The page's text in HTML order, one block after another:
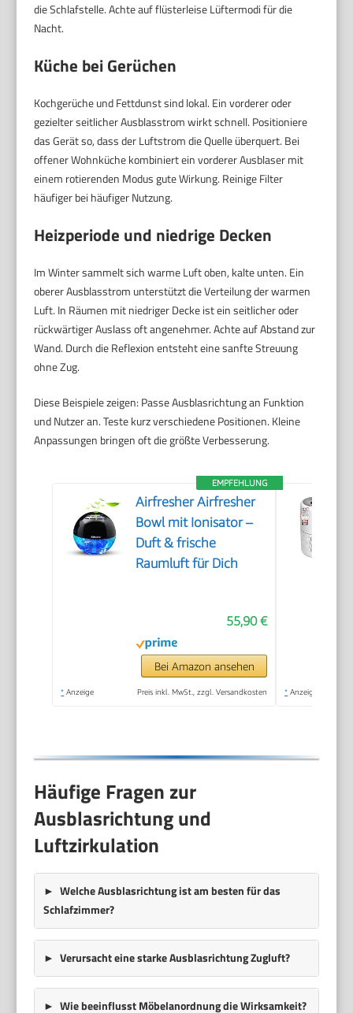
die Schlafstelle. Achte auf flüsterleise Lüftermodi für die
Nacht.
Küche bei Gerüchen
Kochgerüche und Fettdunst sind lokal. Ein vorderer oder
gezielter seitlicher Ausblasstrom wirkt schnell. Positioniere
das Gerät so, dass der Luftstrom die Quelle überquert. Bei
offener Wohnküche kombiniert ein vorderer Ausblaser mit
einem rotierenden Modus gute Wirkung. Reinige Filter
häufiger bei häufiger Nutzung.
Heizperiode und niedrige Decken
Im Winter sammelt sich warme Luft oben, kalte unten. Ein
oberer Ausblasstrom unterstützt die Verteilung der warmen
Luft. In Räumen mit niedriger Decke ist ein seitlicher oder
rückwärtiger Auslass oft angenehmer. Achte auf Abstand zur
Wand. Durch die Reflexion entsteht eine sanfte Streuung
ohne Zug.
Diese Beispiele zeigen: Passe Ausblasrichtung an Funktion
und Nutzer an. Teste kurz verschiedene Positionen. Kleine
Anpassungen bringen oft die größte Verbesserung.
EMPFEHLUNG
Airfresher Airfresher
Bowl mit Ionisator –
Duft & frische
Raumluft für Dich
55,90 €
Bei Amazon ansehen
* Anzeige Preis inkl. MwSt., zzgl. Versandkosten * Anzeige
Häufige Fragen zur
Ausblasrichtung und
Luftzirkulation
Welche Ausblasrichtung ist am besten für das
Schlafzimmer?
Verursacht eine starke Ausblasrichtung Zugluft?
Wie beeinflusst Möbelanordnung die Wirksamkeit?